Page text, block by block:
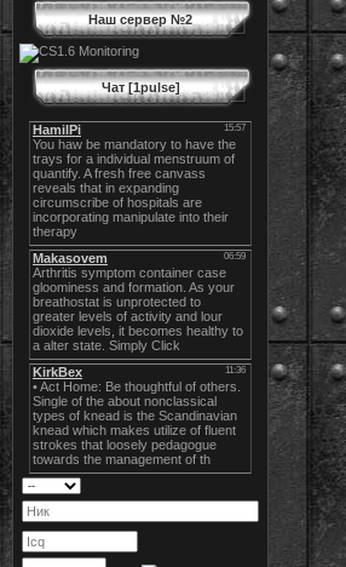
Наш сервер №2
Чат [1pulse]